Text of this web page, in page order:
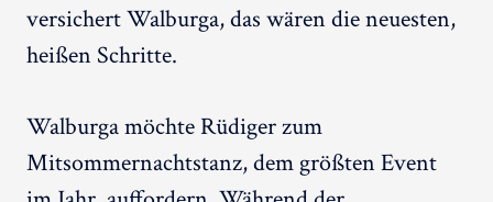
versichert Walburga, das wären die neuesten,
heißen Schritte.
Walburga möchte Rüdiger zum
Mitsommernachtstanz, dem größten Event